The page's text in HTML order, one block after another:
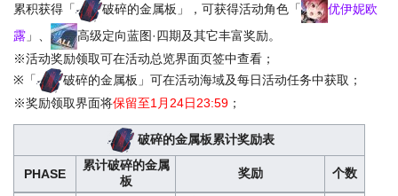
喵箱SSR型 3000
通用部件*1 30
4500
主炮部件*1
鱼雷部件*1 30 30
防空炮部件*1 30 30
舰载机部件*1
累积获得「
破碎的金属板」，可获得活动角色「
优伊妮欧
露 」、
高级定向蓝图·四期及其它丰富奖励。
※活动奖励领取可在活动总览界面页签中查看；
※「
破碎的金属板」可在活动海域及每日活动任务中获取；
※奖励领取界面将保留至1月24日23:59 ；
破碎的金属板累计奖励表
PHASE
累计破碎的金属
板
奖励 个数